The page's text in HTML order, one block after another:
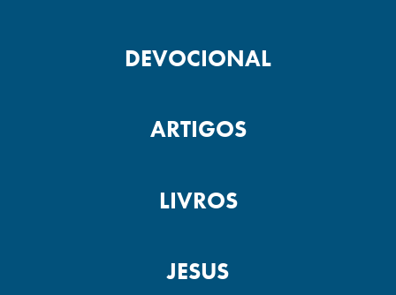
DEVOCIONAL
ARTIGOS
LIVROS
JESUS